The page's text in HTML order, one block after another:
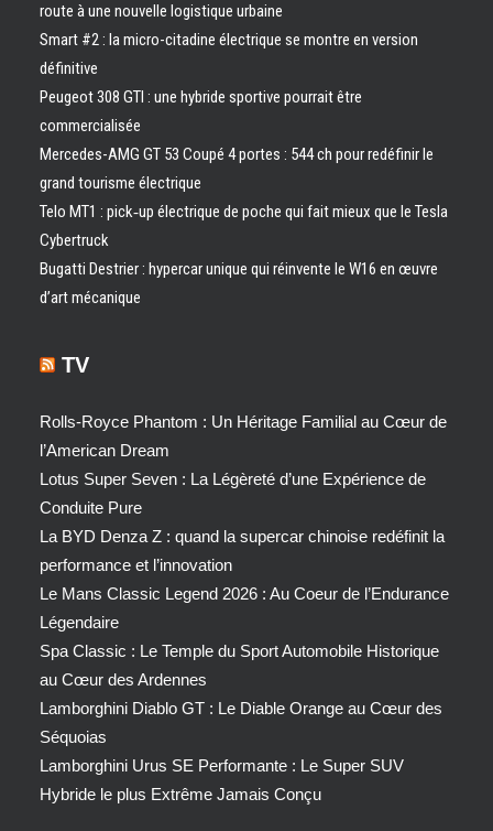
route à une nouvelle logistique urbaine
Smart #2 : la micro-citadine électrique se montre en version
définitive
Peugeot 308 GTI : une hybride sportive pourrait être
commercialisée
Mercedes-AMG GT 53 Coupé 4 portes : 544 ch pour redéfinir le
grand tourisme électrique
Telo MT1 : pick‑up électrique de poche qui fait mieux que le Tesla
Cybertruck
Bugatti Destrier : hypercar unique qui réinvente le W16 en œuvre
d’art mécanique
TV
Rolls-Royce Phantom : Un Héritage Familial au Cœur de
l’American Dream
Lotus Super Seven : La Légèreté d’une Expérience de
Conduite Pure
La BYD Denza Z : quand la supercar chinoise redéfinit la
performance et l’innovation
Le Mans Classic Legend 2026 : Au Coeur de l’Endurance
Légendaire
Spa Classic : Le Temple du Sport Automobile Historique
au Cœur des Ardennes
Lamborghini Diablo GT : Le Diable Orange au Cœur des
Séquoias
Lamborghini Urus SE Performante : Le Super SUV
Hybride le plus Extrême Jamais Conçu